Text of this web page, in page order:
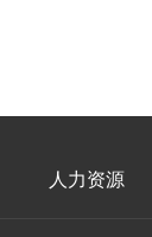
人力资源